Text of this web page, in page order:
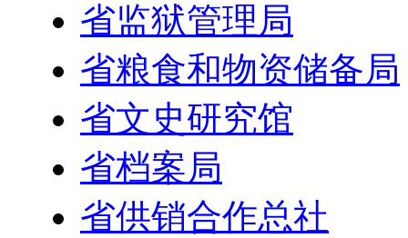
省监狱管理局
省粮食和物资储备局
省文史研究馆
省档案局
省供销合作总社